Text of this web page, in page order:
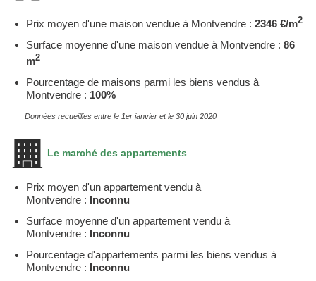
Prix moyen d'une maison vendue à Montvendre : 2346 €/m2
Surface moyenne d'une maison vendue à Montvendre : 86
m2
Pourcentage de maisons parmi les biens vendus à
Montvendre : 100%
Données recueillies entre le 1er janvier et le 30 juin 2020
Le marché des appartements
Prix moyen d'un appartement vendu à
Montvendre : Inconnu
Surface moyenne d'un appartement vendu à
Montvendre : Inconnu
Pourcentage d'appartements parmi les biens vendus à
Montvendre : Inconnu